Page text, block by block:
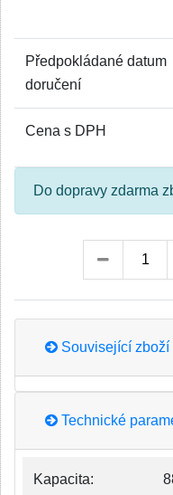
Předpokládané datum
doručení
Cena s DPH
Do dopravy zdarma
Související zboží
Technické
Kapacita: